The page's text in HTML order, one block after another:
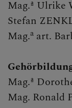
Mag.ª Ulrike
Stefan
Mag.a art.
Mag.ª
Mag. Ronald